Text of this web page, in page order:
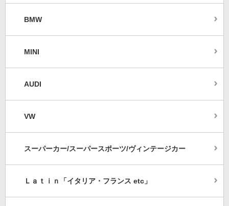
BMW
MINI
AUDI
VW
スーパーカー/スーパースポーツ/ヴィンテージカー
Ｌａｔｉｎ「イタリア・フランス etc」